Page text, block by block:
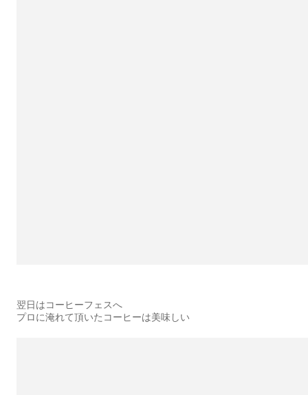
翌日はコーヒーフェスへ
プロに淹れて頂いたコーヒーは美味しい